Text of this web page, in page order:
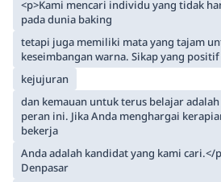
<p>Kami mencari individu yang tidak
pada dunia baking
tetapi juga memiliki mata yang tajam
keseimbangan warna. Sikap yang positif
kejujuran
dan kemauan untuk terus belajar
peran ini. Jika Anda menghargai
bekerja
Anda adalah kandidat yang kami cari.</
Denpasar